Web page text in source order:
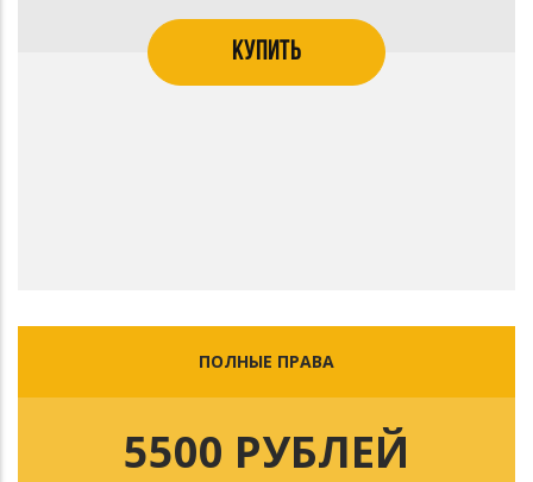
КУПИТЬ
ПОЛНЫЕ ПРАВА
5500 РУБЛЕЙ